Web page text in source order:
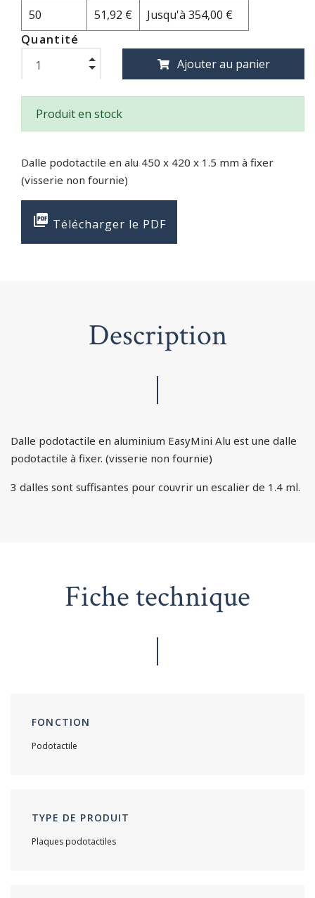
50 51,92 €
Jusqu'à 354,00 €
Quantité
Ajouter au panier
Produit en stock
Dalle podotactile en alu 450 x 420 x 1.5 mm à fixer
(visserie non fournie)
 Télécharger le PDF
Description
Dalle podotactile en aluminium EasyMini Alu est une dalle
podotactile à fixer. (visserie non fournie)
3 dalles sont suffisantes pour couvrir un escalier de 1.4 ml.
Fiche technique
FONCTION
Podotactile
TYPE DE PRODUIT
Plaques podotactiles